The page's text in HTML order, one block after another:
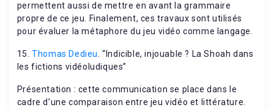
permettent aussi de mettre en avant la grammaire
propre de ce jeu. Finalement, ces travaux sont utilisés
pour évaluer la métaphore du jeu vidéo comme langage.
15.Thomas Dedieu . “Indicible, injouable ? La Shoah dans
les fictions vidéoludiques”
Présentation : cette communication se place dans le
cadre d’une comparaison entre jeu vidéo et littérature.